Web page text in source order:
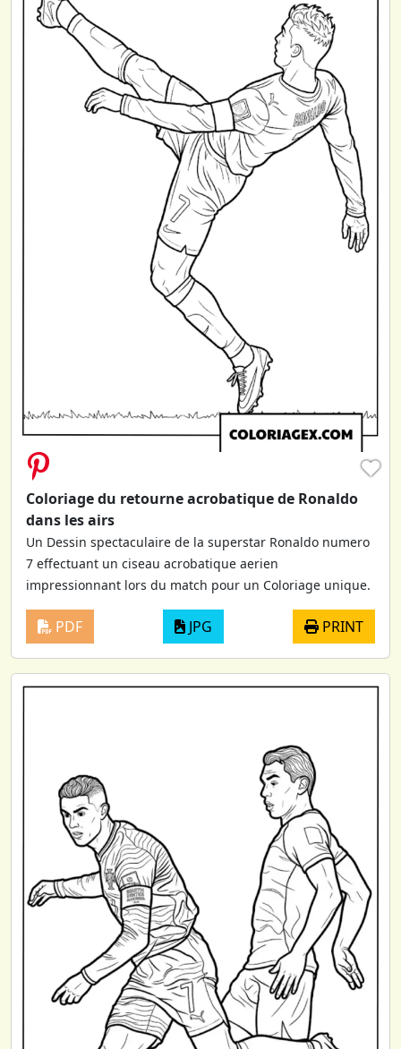
♥
Coloriage du retourne acrobatique de Ronaldo
dans les airs
Un Dessin spectaculaire de la superstar Ronaldo numero
7 effectuant un ciseau acrobatique aerien
impressionnant lors du match pour un Coloriage unique.
PDF JPG PRINT